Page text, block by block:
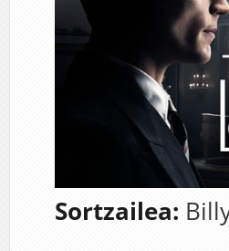
Sortzailea: